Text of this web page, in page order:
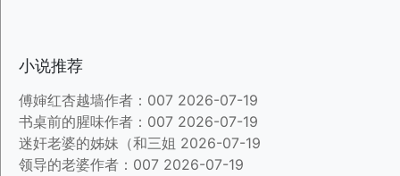
小说推荐
傅婶红杏越墙作者：007 2026-07-19
书桌前的腥味作者：007 2026-07-19
迷奸老婆的姊妹（和三姐 2026-07-19
领导的老婆作者：007 2026-07-19